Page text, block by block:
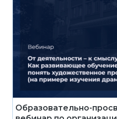
Образовательно-